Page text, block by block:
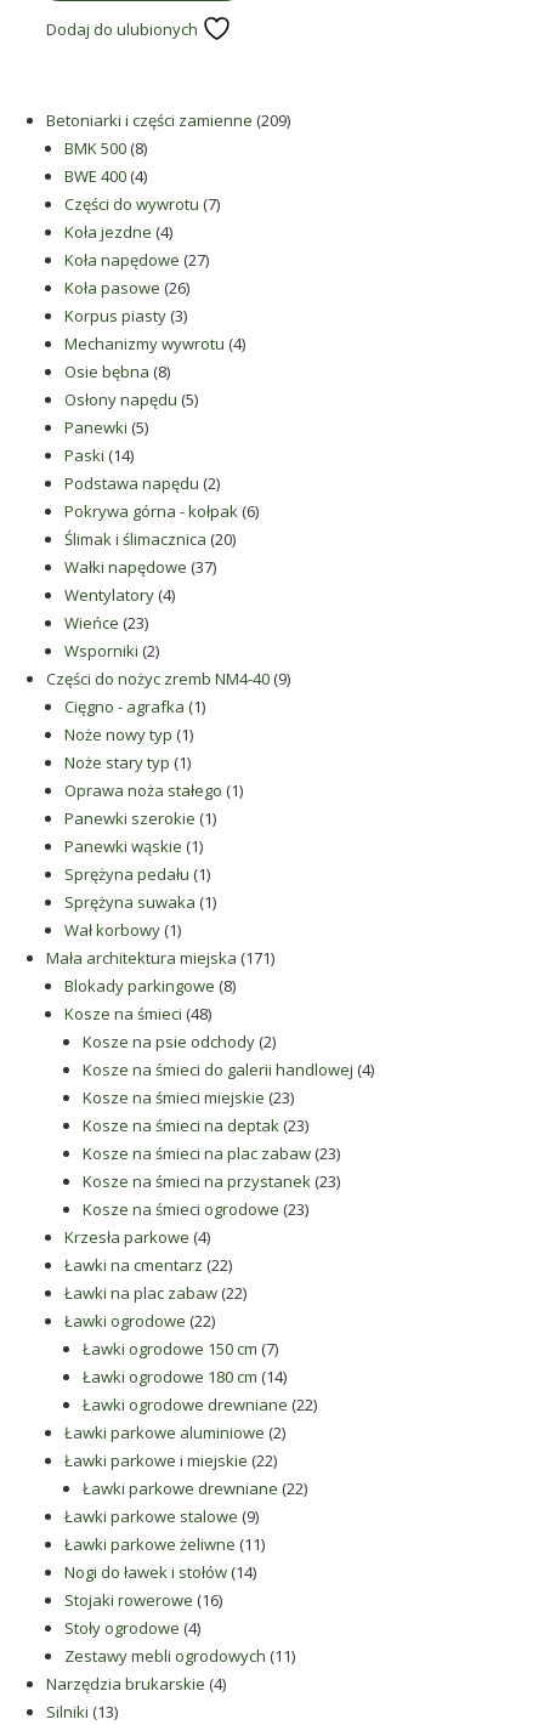
rolniczych,
także
części
zamienne.
Dodaj do ulubionych
Betoniarki i części zamienne 209209
BMK 500 88
produktów
BWE 400 44
produkty
Części do wywrotu 77
Koła jezdne 44
produkty
Koła napędowe 2727
Koła pasowe 2626
produktów
Korpus piasty 33
produkty
Mechanizmy wywrotu 44
Osie bębna 88
produktów
Osłony napędu 55
Panewki 55
Paski 1414
produktów
Podstawa napędu 22
produkty
Pokrywa górna - kołpak 66
Ślimak i ślimacznica 2020
Wałki napędowe 3737
Wentylatory 44
Wieńce 2323
produkty
Wsporniki 22
produkty
Części do nożyc zremb NM4-40 99
Cięgno - agrafka 11
Noże nowy typ 11
produkt
Noże stary typ 11
produkt
Oprawa noża stałego 11
Panewki szerokie 11
Panewki wąskie 11
produkt
Sprężyna pedału 11
produkt
Sprężyna suwaka 11
Wał korbowy 11
produkt
Mała architektura miejska 171171
Blokady parkingowe 88
Kosze na śmieci 4848
produktów
Kosze na psie odchody 22
produkty
Kosze na śmieci do galerii handlowej 44
Kosze na śmieci miejskie 2323
produkty
Kosze na śmieci na deptak 2323
produkty
Kosze na śmieci na plac zabaw 2323
produkty
Kosze na śmieci na przystanek 2323
Kosze na śmieci ogrodowe 2323
Krzesła parkowe 44
produkty
Ławki na cmentarz 2222
produkty
Ławki na plac zabaw 2222
Ławki ogrodowe 2222
produkty
Ławki ogrodowe 150 cm 77
produktów
Ławki ogrodowe 180 cm 1414
produktów
Ławki ogrodowe drewniane 2222
Ławki parkowe aluminiowe 22
Ławki parkowe i miejskie 2222
produkty
Ławki parkowe drewniane 2222
Ławki parkowe stalowe 99
produktów
Ławki parkowe żeliwne 1111
Nogi do ławek i stołów 1414
Stojaki rowerowe 1616
Stoły ogrodowe 44
produkty
Zestawy mebli ogrodowych 1111
Narzędzia brukarskie 44
Silniki 1313